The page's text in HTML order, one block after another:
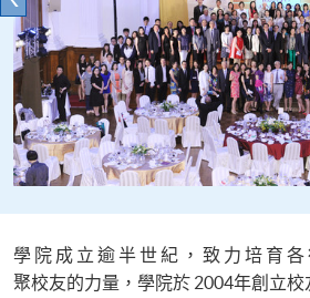
學 院 成 立 逾 半 世 紀 ， 致 力 培 育
聚校友的力量，學院於 2004年創立